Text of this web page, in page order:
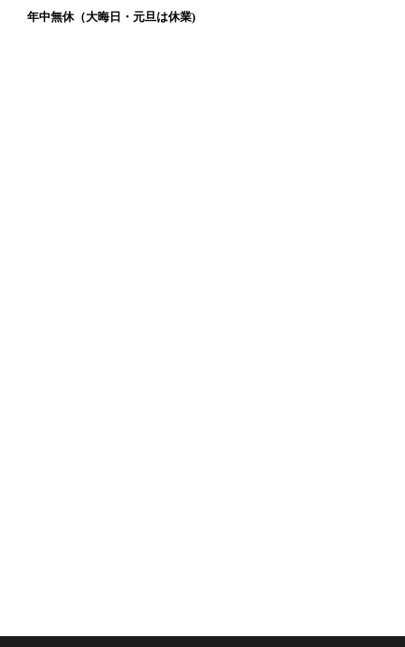
年中無休（大晦日・元旦は休業)